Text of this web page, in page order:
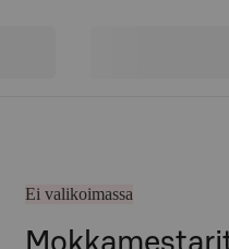
Ei valikoimassa